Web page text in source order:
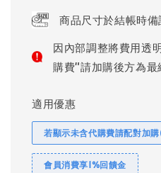
商品尺寸於結帳時備
因內部調整將費用透
購費"請加購後方為最
適用優惠
若顯示未含代購費請配對加
會員消費享1%回饋金